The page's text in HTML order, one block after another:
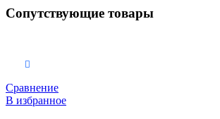
Сопутствующие товары
Сравнение
В избранное